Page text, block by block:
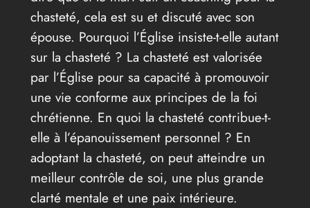
chasteté, cela est su et discuté avec son
épouse. Pourquoi l’Église insiste-t-elle autant
sur la chasteté ? La chasteté est valorisée
par l’Église pour sa capacité à promouvoir
une vie conforme aux principes de la foi
chrétienne. En quoi la chasteté contribue-t-
elle à l’épanouissement personnel ? En
adoptant la chasteté, on peut atteindre un
meilleur contrôle de soi, une plus grande
clarté mentale et une paix intérieure.